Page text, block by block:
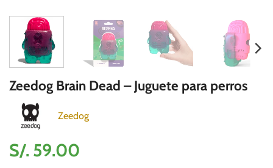
Zeedog Brain Dead – Juguete para perros
Zeedog
S/. 59.00